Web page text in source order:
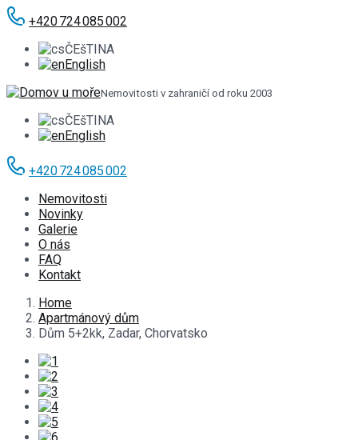
+420 724 085 002
ČEšTINA
English
Nemovitosti v zahraničí od roku 2003
ČEšTINA
English
+420 724 085 002
Nemovitosti
Novinky
Galerie
O nás
FAQ
Kontakt
Home
Apartmánový dům
Dům 5+2kk, Zadar, Chorvatsko